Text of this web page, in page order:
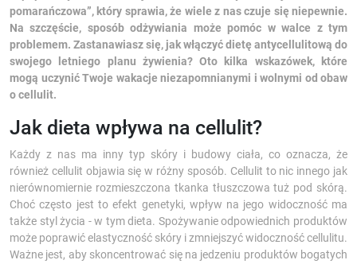
pomarańczowa”, który sprawia, że wiele z nas czuje się niepewnie.
Na szczęście, sposób odżywiania może pomóc w walce z tym
problemem. Zastanawiasz się, jak włączyć dietę antycellulitową do
swojego letniego planu żywienia? Oto kilka wskazówek, które
mogą uczynić Twoje wakacje niezapomnianymi i wolnymi od obaw
o cellulit.
Jak dieta wpływa na cellulit?
Każdy z nas ma inny typ skóry i budowy ciała, co oznacza, że
również cellulit objawia się w różny sposób. Cellulit to nic innego jak
nierównomiernie rozmieszczona tkanka tłuszczowa tuż pod skórą.
Choć często jest to efekt genetyki, wpływ na jego widoczność ma
także styl życia - w tym dieta. Spożywanie odpowiednich produktów
może poprawić elastyczność skóry i zmniejszyć widoczność cellulitu.
Ważne jest, aby skoncentrować się na jedzeniu produktów bogatych